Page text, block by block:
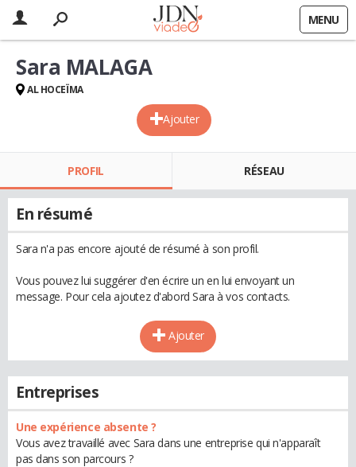
MENU
Ajouter
Sara MALAGA
AL HOCEÏMA
PROFIL RÉSEAU
En résumé
Sara n'a pas encore ajouté de résumé à son profil.
Vous pouvez lui suggérer d'en écrire un en lui envoyant un
message. Pour cela ajoutez d'abord Sara à vos contacts.
Ajouter
Entreprises
Une expérience absente ?
Vous avez travaillé avec Sara dans une entreprise qui n'apparaît
pas dans son parcours ?